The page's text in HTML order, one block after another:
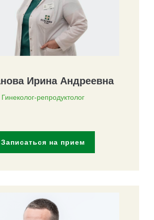
Ирина Андреевна
Гинеколог-репродуктолог
Записаться на прием